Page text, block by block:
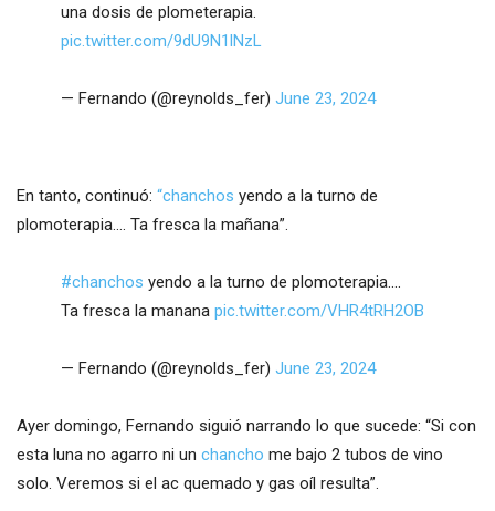
una dosis de plometerapia.
pic.twitter.com/9dU9N1lNzL
— Fernando (@reynolds_fer) June 23, 2024
En tanto, continuó: “chanchos yendo a la turno de
plomoterapia.... Ta fresca la mañana”.
#chanchos yendo a la turno de plomoterapia....
Ta fresca la manana pic.twitter.com/VHR4tRH2OB
— Fernando (@reynolds_fer) June 23, 2024
Ayer domingo, Fernando siguió narrando lo que sucede: “Si con
esta luna no agarro ni un chancho me bajo 2 tubos de vino
solo. Veremos si el ac quemado y gas oíl resulta”.